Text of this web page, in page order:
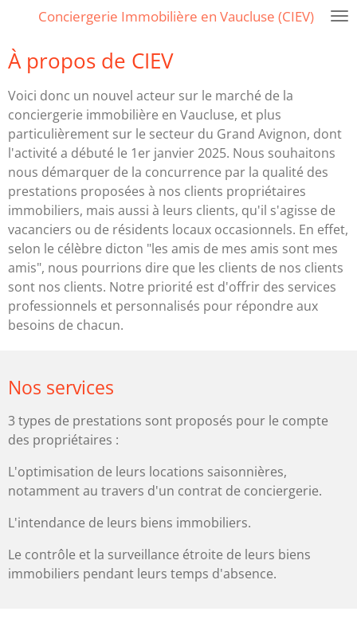
Passer
contenu
principal
Conciergerie Immobilière en Vaucluse (CIEV)
À propos de CIEV
Voici donc un nouvel acteur sur le marché de la
conciergerie immobilière en Vaucluse, et plus
particulièrement sur le secteur du Grand Avignon, dont
l'activité a débuté le 1er janvier 2025. Nous souhaitons
nous démarquer de la concurrence par la qualité des
prestations proposées à nos clients propriétaires
immobiliers, mais aussi à leurs clients, qu'il s'agisse de
vacanciers ou de résidents locaux occasionnels. En effet,
selon le célèbre dicton "les amis de mes amis sont mes
amis", nous pourrions dire que les clients de nos clients
sont nos clients. Notre priorité est d'offrir des services
professionnels et personnalisés pour répondre aux
besoins de chacun.
Nos services
3 types de prestations sont proposés pour le compte
des propriétaires :
L'optimisation de leurs locations saisonnières,
notamment au travers d'un contrat de conciergerie.
L'intendance de leurs biens immobiliers.
Le contrôle et la surveillance étroite de leurs biens
immobiliers pendant leurs temps d'absence.